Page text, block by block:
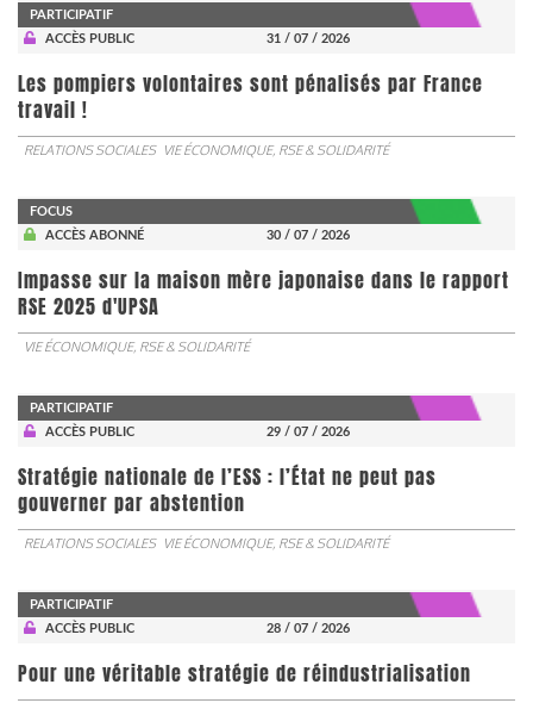
PARTICIPATIF
ACCÈS PUBLIC
31 / 07 / 2026
Les pompiers volontaires sont pénalisés par France
travail !
RELATIONS SOCIALES VIE ÉCONOMIQUE, RSE & SOLIDARITÉ
FOCUS
ACCÈS ABONNÉ
30 / 07 / 2026
Impasse sur la maison mère japonaise dans le rapport
RSE 2025 d'UPSA
VIE ÉCONOMIQUE, RSE & SOLIDARITÉ
PARTICIPATIF
ACCÈS PUBLIC
29 / 07 / 2026
Stratégie nationale de l’ESS : l’État ne peut pas
gouverner par abstention
RELATIONS SOCIALES VIE ÉCONOMIQUE, RSE & SOLIDARITÉ
PARTICIPATIF
ACCÈS PUBLIC
28 / 07 / 2026
Pour une véritable stratégie de réindustrialisation